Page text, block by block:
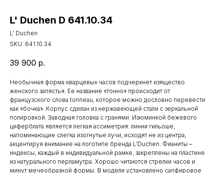
L' Duchen D 641.10.34
L' Duchen
SKU: 641.10.34
39 900 р.
Необычная форма кварцевых часов подчеркнет изящество
женского запястья. Ее название «тонно» происходит от
французского слова tonneau, которое можно дословно перевести
как «бочка». Корпус сделан из нержавеющей стали с зеркальной
полировкой. Заводная головка с гранями. Изюминкой бежевого
циферблата является легкая ассиметрия: линии гильоше,
напоминающие слегка изогнутые лучи, исходят не из центра,
акцентируя внимание на логотипе бренда L’Duchen. Фианиты –
индексы, каждый в индивидуальной рамке, закреплены на пластине
из натурального перламутра. Хорошо читаются стрелки часов и
минут мечеобразной формы. В модели установлено сапфировое